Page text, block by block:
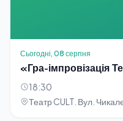
Сьогодні, 08 серпня
«Гра-імпровізація
18:30
Театр CULT. Вул.